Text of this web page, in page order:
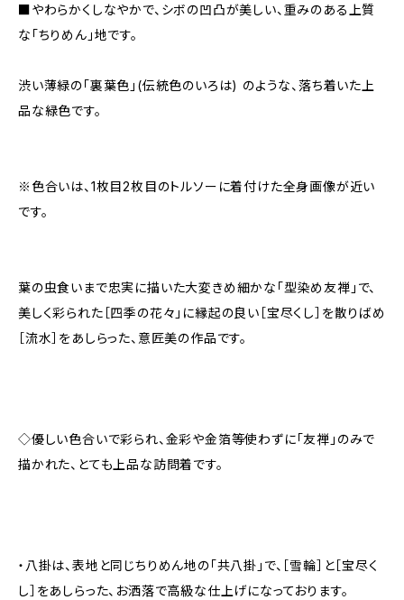
■やわらかくしなやかで、シボの凹凸が美しい、重みのある上質
な「ちりめん」地です。
渋い薄緑の「裏葉色」(伝統色のいろは) のような、落ち着いた上
品な緑色です。
※色合いは、1枚目2枚目のトルソーに着付けた全身画像が近い
です。
葉の虫食いまで忠実に描いた大変きめ細かな「型染め友禅」で、
美しく彩られた［四季の花々」に縁起の良い［宝尽くし］を散りばめ
［流水］をあしらった、意匠美の作品です。
◇優しい色合いで彩られ、金彩や金箔等使わずに「友禅」のみで
描かれた、とても上品な訪問着です。
・八掛は、表地と同じちりめん地の「共八掛」で、［雪輪］と［宝尽く
し］をあしらった、お洒落で高級な仕上げになっております。